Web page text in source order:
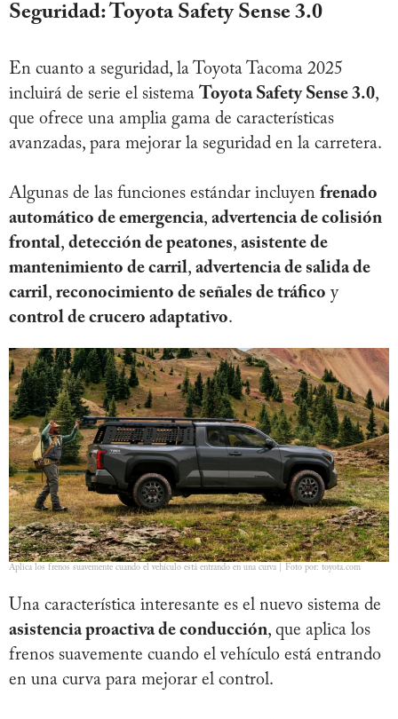
Seguridad: Toyota Safety Sense 3.0
En cuanto a seguridad, la Toyota Tacoma 2025
incluirá de serie el sistema Toyota Safety Sense 3.0,
que ofrece una amplia gama de características
avanzadas, para mejorar la seguridad en la carretera.
Algunas de las funciones estándar incluyen frenado
automático de emergencia, advertencia de colisión
frontal, detección de peatones, asistente de
mantenimiento de carril, advertencia de salida de
carril, reconocimiento de señales de tráfico y
control de crucero adaptativo.
Aplica los frenos suavemente cuando el vehículo está entrando en una curva | Foto por: toyota.com
Una característica interesante es el nuevo sistema de
asistencia proactiva de conducción, que aplica los
frenos suavemente cuando el vehículo está entrando
en una curva para mejorar el control.